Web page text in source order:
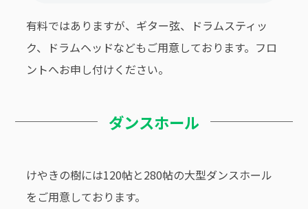
有料ではありますが、ギター弦、ドラムスティッ
ク、ドラムヘッドなどもご用意しております。フロ
ントへお申し付けください。
ダンスホール
けやきの樹には120帖と280帖の大型ダンスホール
をご用意しております。